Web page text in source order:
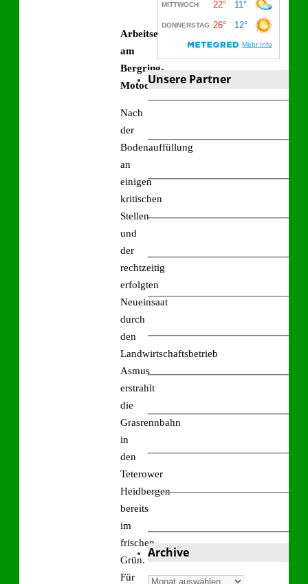
Arbeitseinsatz
am
Bergring-
Motodrom
Nach
der
Bodenauffüllung
an
einigen
kritischen
Stellen
und
der
rechtzeitig
erfolgten
Neueinsaat
durch
den
Landwirtschaftsbetrieb
Asmus
erstrahlt
die
Grasrennbahn
in
den
Teterower
Heidbergen
bereits
im
frischen
Grün.
Für
Unsere Partner
Archive
Archive